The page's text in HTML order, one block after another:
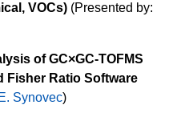
VOCs) (Presented by:
of GC×GC-TOFMS
Fisher Ratio Software
Synovec)